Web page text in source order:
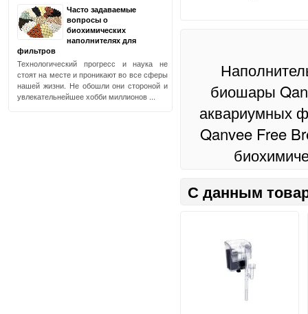
биошары
аквариумных
Qanvee Free
С данным
Часто задаваемые
вопросы о
биохимических
наполнителях для
фильтров
Технологический прогресс и наука не
стоят на месте и проникают во все сферы
нашей жизни. Не обошли они стороной и
увлекательнейшее хобби миллионов ...